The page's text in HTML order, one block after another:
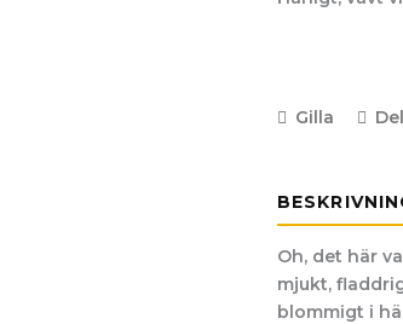
Gilla
Oh, det här
mjukt,
blommigt i